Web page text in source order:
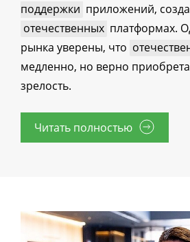
поддержки приложений,
отечественных платформах.
рынка уверены, что
медленно, но верно
зрелость.
Читать полностью